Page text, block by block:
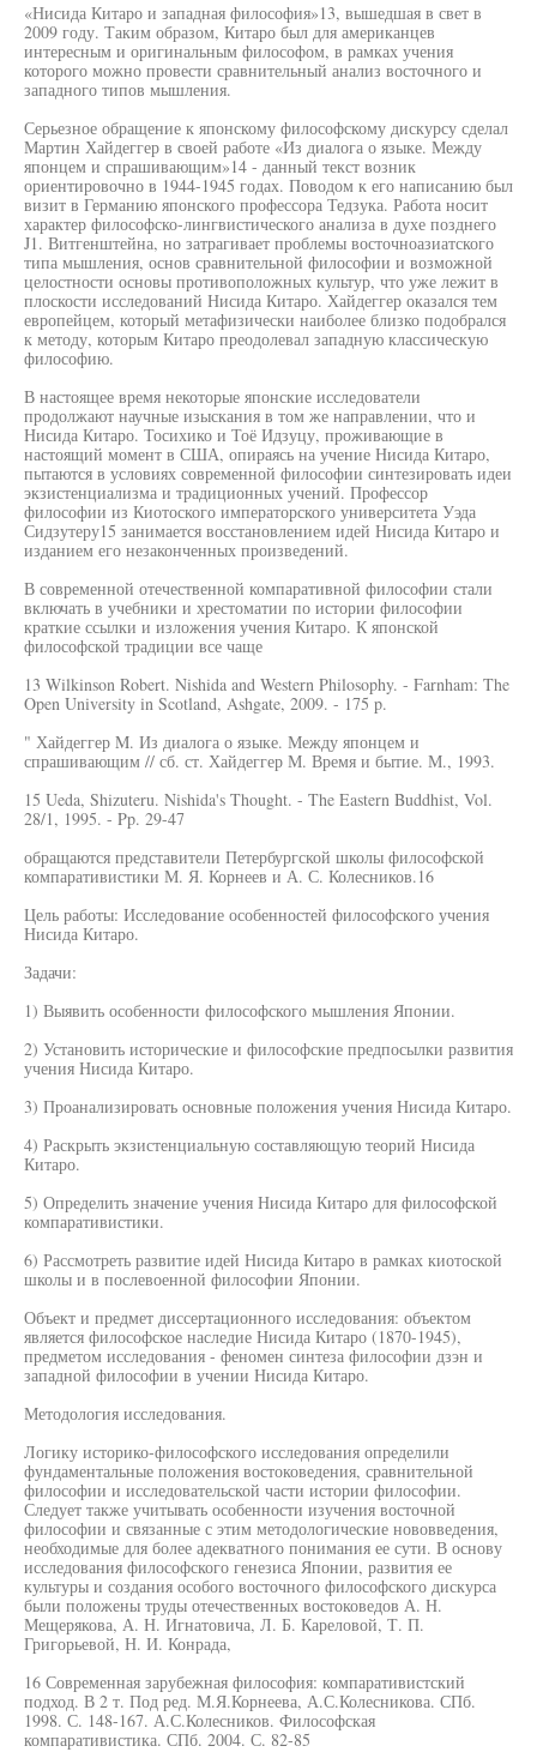
«Нисида Китаро и западная философия»13, вышедшая в свет в
2009 году. Таким образом, Китаро был для американцев
интересным и оригинальным философом, в рамках учения
которого можно провести сравнительный анализ восточного и
западного типов мышления.
Серьезное обращение к японскому философскому дискурсу сделал
Мартин Хайдеггер в своей работе «Из диалога о языке. Между
японцем и спрашивающим»14 - данный текст возник
ориентировочно в 1944-1945 годах. Поводом к его написанию был
визит в Германию японского профессора Тедзука. Работа носит
характер философско-лингвистического анализа в духе позднего
J1. Витгенштейна, но затрагивает проблемы восточноазиатского
типа мышления, основ сравнительной философии и возможной
целостности основы противоположных культур, что уже лежит в
плоскости исследований Нисида Китаро. Хайдеггер оказался тем
европейцем, который метафизически наиболее близко подобрался
к методу, которым Китаро преодолевал западную классическую
философию.
В настоящее время некоторые японские исследователи
продолжают научные изыскания в том же направлении, что и
Нисида Китаро. Тосихико и Тоё Идзуцу, проживающие в
настоящий момент в США, опираясь на учение Нисида Китаро,
пытаются в условиях современной философии синтезировать идеи
экзистенциализма и традиционных учений. Профессор
философии из Киотоского императорского университета Уэда
Сидзутеру15 занимается восстановлением идей Нисида Китаро и
изданием его незаконченных произведений.
В современной отечественной компаративной философии стали
включать в учебники и хрестоматии по истории философии
краткие ссылки и изложения учения Китаро. К японской
философской традиции все чаще
13 Wilkinson Robert. Nishida and Western Philosophy. - Farnham: The
Open University in Scotland, Ashgate, 2009. - 175 p.
" Хайдеггер M. Из диалога о языке. Между японцем и
спрашивающим // сб. ст. Хайдеггер М. Время и бытие. М., 1993.
15 Ueda, Shizuteru. Nishida's Thought. - The Eastern Buddhist, Vol.
28/1, 1995. - Pp. 29-47
обращаются представители Петербургской школы философской
компаративистики М. Я. Корнеев и А. С. Колесников.16
Цель работы: Исследование особенностей философского учения
Нисида Китаро.
Задачи:
1) Выявить особенности философского мышления Японии.
2) Установить исторические и философские предпосылки развития
учения Нисида Китаро.
3) Проанализировать основные положения учения Нисида Китаро.
4) Раскрыть экзистенциальную составляющую теорий Нисида
Китаро.
5) Определить значение учения Нисида Китаро для философской
компаративистики.
6) Рассмотреть развитие идей Нисида Китаро в рамках киотоской
школы и в послевоенной философии Японии.
Объект и предмет диссертационного исследования: объектом
является философское наследие Нисида Китаро (1870-1945),
предметом исследования - феномен синтеза философии дзэн и
западной философии в учении Нисида Китаро.
Методология исследования.
Логику историко-философского исследования определили
фундаментальные положения востоковедения, сравнительной
философии и исследовательской части истории философии.
Следует также учитывать особенности изучения восточной
философии и связанные с этим методологические нововведения,
необходимые для более адекватного понимания ее сути. В основу
исследования философского генезиса Японии, развития ее
культуры и создания особого восточного философского дискурса
были положены труды отечественных востоковедов А. Н.
Мещерякова, А. Н. Игнатовича, Л. Б. Кареловой, Т. П.
Григорьевой, Н. И. Конрада,
16 Современная зарубежная философия: компаративистский
подход. В 2 т. Под ред. М.Я.Корнеева, А.С.Колесникова. СПб.
1998. С. 148-167. А.С.Колесников. Философская
компаративистика. СПб. 2004. С. 82-85